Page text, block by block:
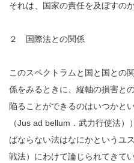
それは、国家の責任を及ぼすの
２ 国際法との関係
このスペクトラムと国と国との
係をみるときに、縦軸の損害と
陥ることができるのはいつかと
（Jus ad bellum．武力行使法
ばならない法はなにかというユ
戦法）にわけて論じられてきてい